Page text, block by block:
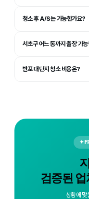
청소 후 A/S는 가능한가요?
서초구 어느 동까지 출장 가
반포 대단지 청소 비용은?
✦
검증된
상황에 맞